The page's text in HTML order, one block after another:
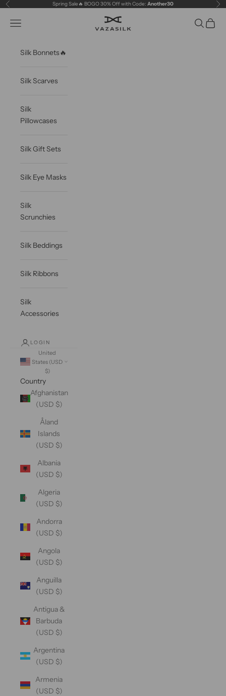
Skip to content
Previous Spring Sale🔥 BOGO 30% Off with Code: Another30
VAZASILK
Open navigation menu OpenOpen
Silk Bonnets🔥
Silk Scarves
Silk
Pillowcases
Silk Gift Sets
Silk Eye Masks
Silk
Scrunchies
Silk Beddings
Silk Ribbons
Silk
Accessories
LOGIN
United
States (USD
$)
Country
Afghanistan
(USD $)
Åland
Islands
(USD $)
Albania
(USD $)
Algeria
(USD $)
Andorra
(USD $)
Angola
(USD $)
Anguilla
(USD $)
Antigua &
Barbuda
(USD $)
Argentina
(USD $)
Armenia
(USD $)